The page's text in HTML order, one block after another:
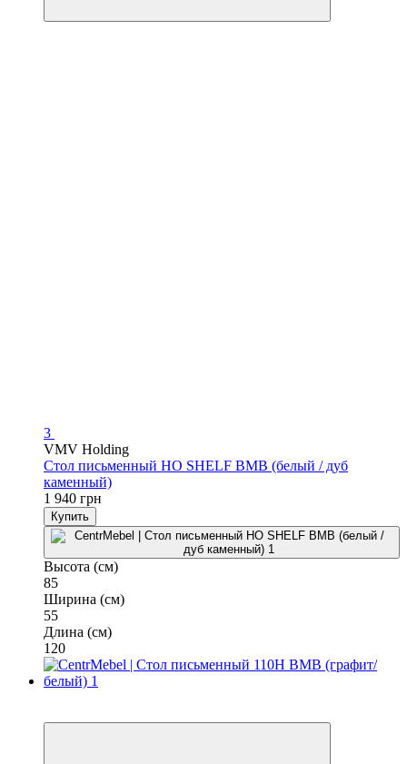
3
VMV Holding
Стол письменный HO SHELF ВМВ (белый / дуб
каменный)
1 940 грн
Купить
Высота (см)
85
Ширина (см)
55
Длина (см)
120